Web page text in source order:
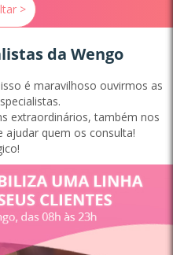
>
da Wengo
é maravilhoso ouvirmos as
extraordinários, também nos
quem os consulta!